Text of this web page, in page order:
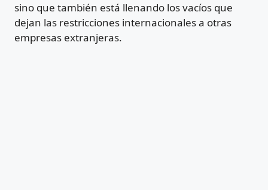
sino que también está llenando los vacíos que
dejan las restricciones internacionales a otras
empresas extranjeras.